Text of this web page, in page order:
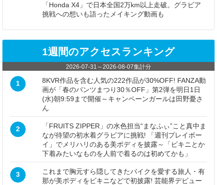
「Honda X4」で日本全国2万km以上走破。グラビア
挑戦への想いも語ったメイキング動画も
1週間のアクセスランキング
2026-07-31 ～ 2026-08-07集計分
1
8KVR作品を含む人気の222作品が30%OFF! FANZA動
画が「春のパンツまつり30％OFF」第2弾を明日1日
(水)朝9:59まで開催～キャンペーンガールは田野憂さ
ん
2
「FRUITS ZIPPER」の水色担当“まなふぃ”こと真中ま
なが待望の初水着グラビアに挑戦! 「週刊プレイボー
イ」でメリハリのある美ボディを披露～「ビキニとか
下着みたいなものを人前で着るのは初めてかも」
3
これまで胸元すら隠してきたバイクを愛する旅人・有
那が美ボディをビキニなどで初披露! 芸能界デビュー